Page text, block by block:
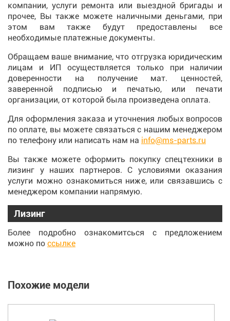
компании, услуги ремонта или выездной бригады и
прочее, Вы также можете наличными деньгами, при
этом вам также будут предоставлены все
необходимые платежные документы.
Обращаем ваше внимание, что отгрузка юридическим
лицам и ИП осуществляется только при наличии
доверенности на получение мат. ценностей,
заверенной подписью и печатью, или печати
организации, от которой была произведена оплата.
Для оформления заказа и уточнения любых вопросов
по оплате, вы можете связаться с нашим менеджером
по телефону или написать нам на info@ms-parts.ru
Вы также можете оформить покупку спецтехники в
лизинг у наших партнеров. С условиями оказания
услуги можно ознакомиться ниже, или связавшись с
менеджером компании напрямую.
Лизинг
Более подробно ознакомитсься с предложением
можно по ссылке
Похожие модели